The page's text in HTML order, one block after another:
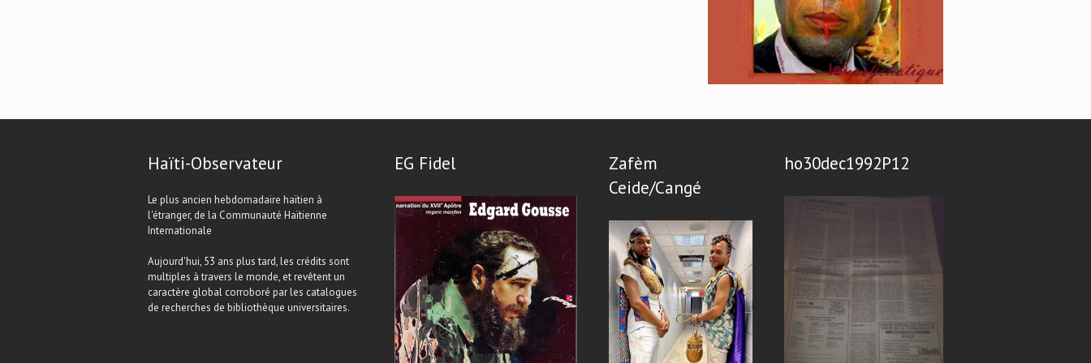
Haïti-Observateur
Le plus ancien hebdomadaire haïtien à
l'étranger, de la Communauté Haïtienne
Internationale
Aujourd'hui, 53 ans plus tard, les crédits sont
multiples à travers le monde, et revêtent un
caractère global corroboré par les catalogues
de recherches de bibliothèque universitaires.
EG Fidel
Zafèm
Ceide/Cangé
ho30dec1992P12